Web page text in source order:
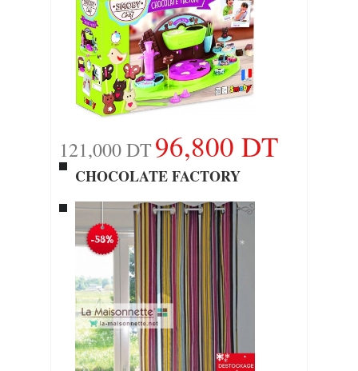
121,000 DT96,800 DT
CHOCOLATE FACTORY